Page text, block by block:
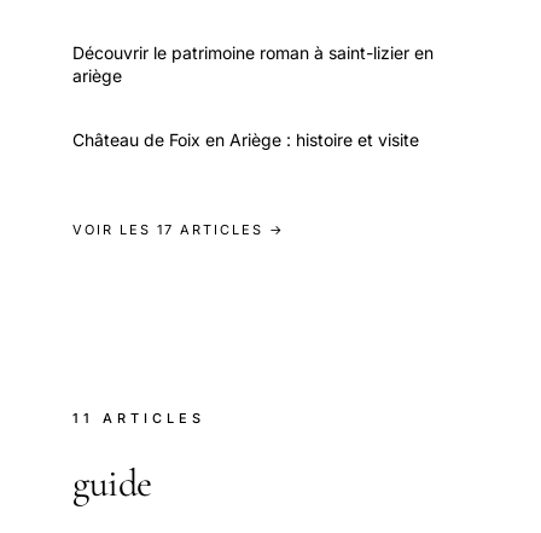
Découvrir le patrimoine roman à saint-lizier en
ariège
Château de Foix en Ariège : histoire et visite
VOIR LES 17 ARTICLES →
11 ARTICLES
guide